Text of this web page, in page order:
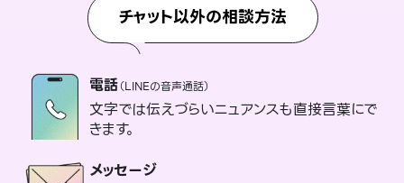
チャット以外の相談方法
電話（LINEの音声通話）
文字では伝えづらいニュアンスも直接言葉にで
きます。
メッセージ